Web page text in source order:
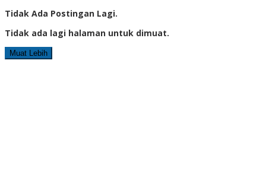
Tidak Ada Postingan Lagi.
Tidak ada lagi halaman untuk dimuat.
Muat Lebih